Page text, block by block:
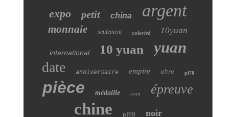
expo petit china argent
monnaie seulement colorisé 10yuan
international 10 yuan yuan
date anniversaire empire ultra pf70
pièce médaille coin épreuve
chine pf69 noir